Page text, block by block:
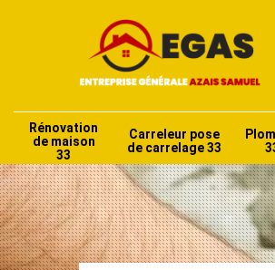
Rénovation
de maison
33
Carreleur pose
de carrelage 33